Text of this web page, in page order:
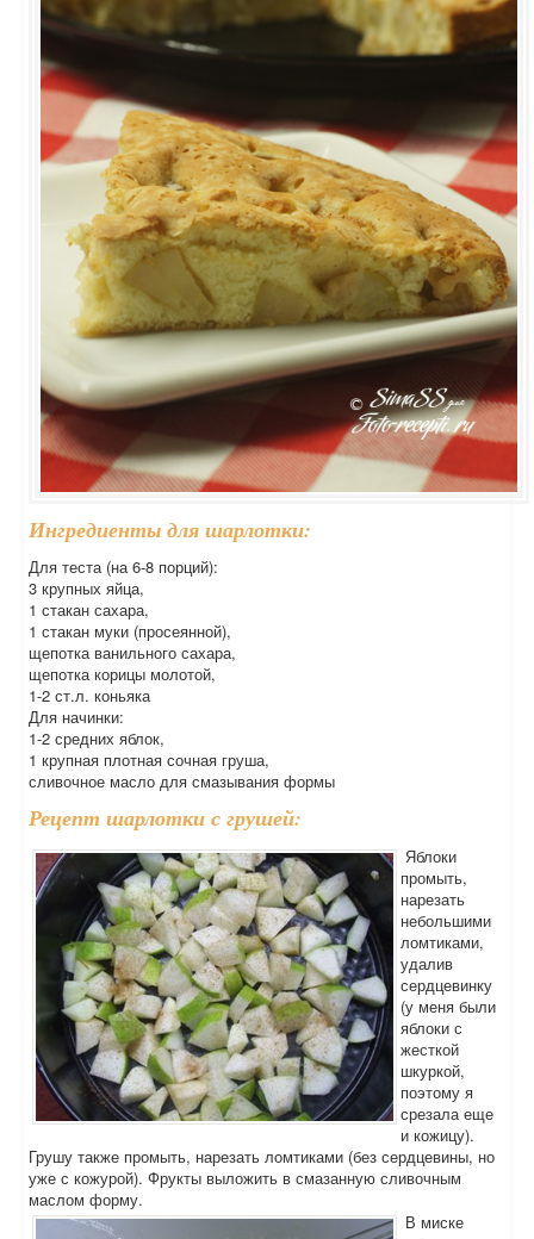
Ингредиенты для шарлотки:
Для теста (на 6-8 порций):
3 крупных яйца,
1 стакан сахара,
1 стакан муки (просеянной),
щепотка ванильного сахара,
щепотка корицы молотой,
1-2 ст.л. коньяка
Для начинки:
1-2 средних яблок,
1 крупная плотная сочная груша,
сливочное масло для смазывания формы
Рецепт шарлотки с грушей:
Яблоки
промыть,
нарезать
небольшими
ломтиками,
удалив
сердцевинку
(у меня были
яблоки с
жесткой
шкуркой,
поэтому я
срезала еще
и кожицу).
Грушу также промыть, нарезать ломтиками (без сердцевины, но
уже с кожурой). Фрукты выложить в смазанную сливочным
маслом форму.
В миске